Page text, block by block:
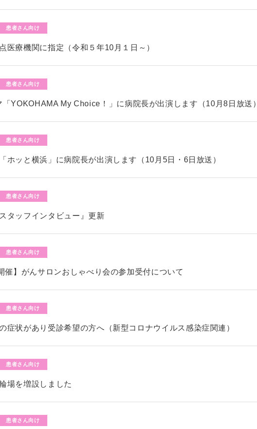
患者さん向け
医療機関に指定（令和５年10月１日～）
患者さん向け
「YOKOHAMA My Choice！」に病院長が出演します（10月8日放送）
患者さん向け
ホッと横浜」に病院長が出演します（10月5日・6日放送）
患者さん向け
タッフインタビュー』更新
患者さん向け
催】がんサロンおしゃべり会の参加受付について
患者さん向け
症状があり受診希望の方へ（新型コロナウイルス感染症関連）
患者さん向け
場を増設しました
患者さん向け